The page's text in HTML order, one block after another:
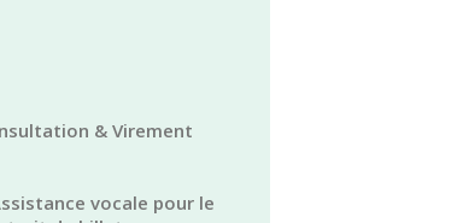
& Virement
vocale pour le